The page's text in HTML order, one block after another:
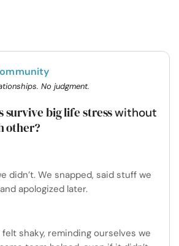
No judgment.
survive big life stresswithout
other?
didn’t. We snapped, said stuff we
apologized later.
shaky, reminding ourselves we